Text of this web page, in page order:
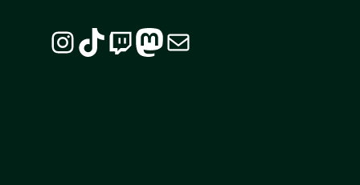
Instagram
TikTok
Twitch
Mastodon
E-Mail